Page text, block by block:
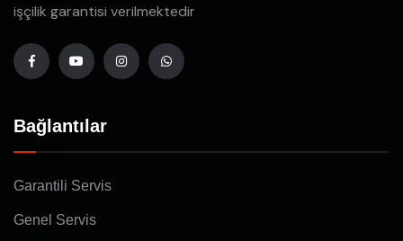
işçilik garantisi verilmektedir
Bağlantılar
Garantili Servis
Genel Servis